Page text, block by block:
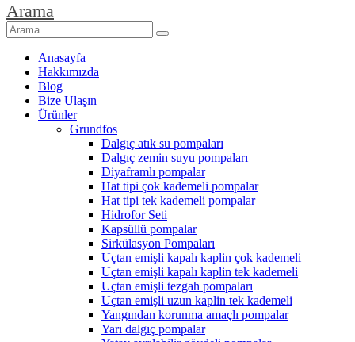
Arama
Anasayfa
Hakkımızda
Blog
Bize Ulaşın
Ürünler
Grundfos
Dalgıç atık su pompaları
Dalgıç zemin suyu pompaları
Diyaframlı pompalar
Hat tipi çok kademeli pompalar
Hat tipi tek kademeli pompalar
Hidrofor Seti
Kapsüllü pompalar
Sirkülasyon Pompaları
Uçtan emişli kapalı kaplin çok kademeli
Uçtan emişli kapalı kaplin tek kademeli
Uçtan emişli tezgah pompaları
Uçtan emişli uzun kaplin tek kademeli
Yangından korunma amaçlı pompalar
Yarı dalgıç pompalar